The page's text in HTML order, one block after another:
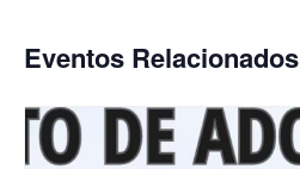
Eventos Relacionados